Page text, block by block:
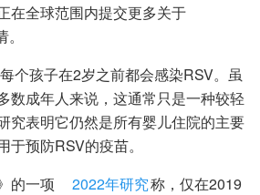
在全球范围内提交更多关于
个孩子在2岁之前都会感染RSV。虽
数成年人来说，这通常只是一种较轻
究表明它仍然是所有婴儿住院的主要
预防RSV的疫苗。
的一项
2022年研究称，仅在2019